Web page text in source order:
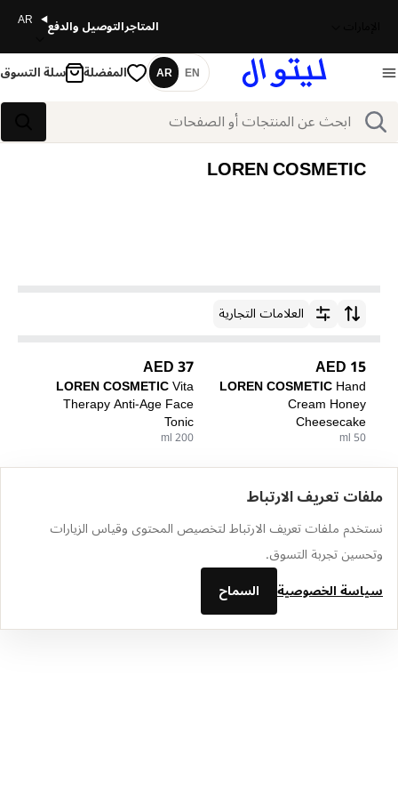
المتاجرالتوصيل والدفع AR
بحث
اللغة
EN
AR المفضلة سلة التسوق
LOREN COSMETIC
ترتيب حسبالعلامات التجارية
15 AED
LOREN COSMETICHand
Cream Honey
Cheesecake
50 ml
37 AED
LOREN COSMETICVita
Therapy Anti-Age Face
Tonic
200 ml
الرئيسية الكتالوج سلة التسوقملفات تعريف الارتباط
نستخدم ملفات تعريف الارتباط لتخصيص المحتوى وقياس الزيارات
وتحسين تجربة التسوق.
سياسة الخصوصية
السماح